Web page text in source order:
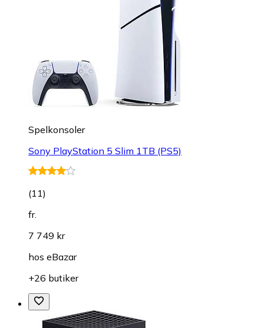
Spelkonsoler
Sony PlayStation 5 Slim 1TB (PS5)
(11)
fr.
7 749 kr
hos eBazar
+26 butiker